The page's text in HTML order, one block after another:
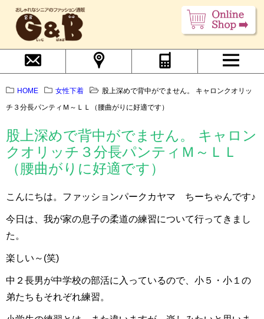
HOME 女性下着
股上深めで背中がでません。 キャロンクオリッ
チ３分長パンティＭ～ＬＬ（腰曲がりに好適です）
股上深めで背中がでません。 キャロン
クオリッチ３分長パンティＭ～ＬＬ
（腰曲がりに好適です）
こんにちは。ファッションパークカヤマ ちーちゃんです♪
今日は、我が家の息子の柔道の練習について行ってきまし
た。
楽しい～(笑)
中２長男が中学校の部活に入っているので、小５・小１の
弟たちもそれぞれ練習。